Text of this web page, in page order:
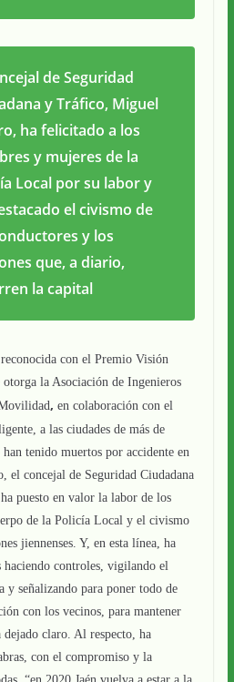
de Seguridad
y Tráfico, Miguel
ha felicitado a los
y mujeres de la
Local por su labor y
el civismo de
y los
que, a diario,
la capital
con el Premio Visión
la Asociación de Ingenieros
, en colaboración con el
a las ciudades de más de
tenido muertos por accidente en
el concejal de Seguridad Ciudadana
puesto en valor la labor de los
de la Policía Local y el civismo
jiennenses. Y, en esta línea, ha
haciendo controles, vigilando el
señalizando para poner todo de
con los vecinos, para mantener
dejado claro. Al respecto, ha
con el compromiso y la